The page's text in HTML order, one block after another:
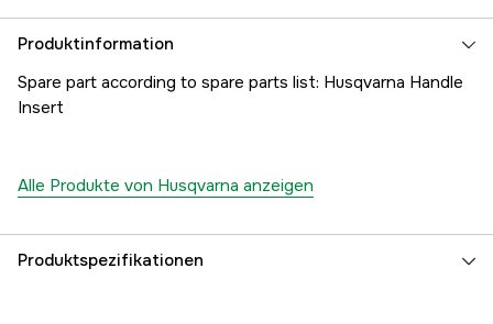
Produktinformation
Spare part according to spare parts list: Husqvarna Handle
Insert
Alle Produkte von Husqvarna anzeigen
Produktspezifikationen